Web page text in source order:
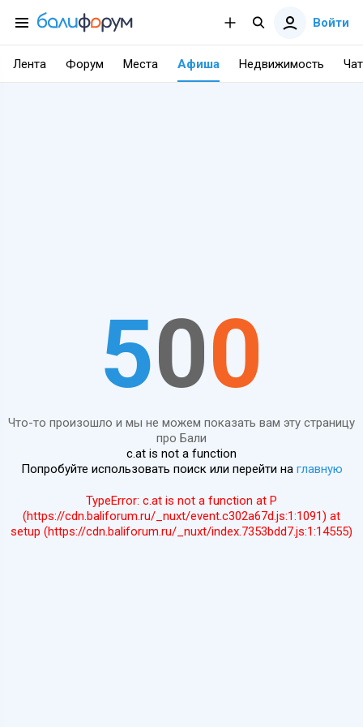
Войти
Лента Форум Места Афиша Недвижимость Чат
500
Что-то произошло и мы не можем показать вам эту страницу
про Бали
c.at is not a function
Попробуйте использовать поиск или перейти на главную
TypeError: c.at is not a function at P
(https://cdn.baliforum.ru/_nuxt/event.c302a67d.js:1:1091) at
setup (https://cdn.baliforum.ru/_nuxt/index.7353bdd7.js:1:14555)